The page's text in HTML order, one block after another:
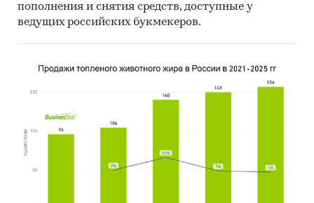
пополнения и снятия средств, доступные у
ведущих российских букмекеров.